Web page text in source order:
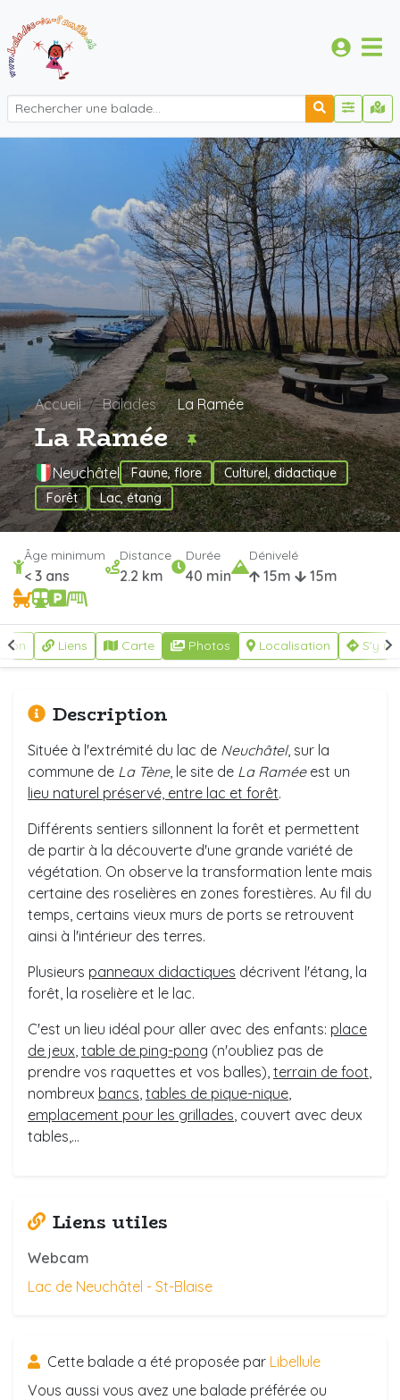
Accueil Balades La Ramée
La Ramée
Neuchâtel Faune, flore
Culturel, didactique
Forêt
Lac, étang
Âge minimum
< 3 ans
Distance
2.2 km
Durée
40 min
Dénivelé
15m 15m
Liens Carte Photos Localisation S'y
Description
Située à l'extrémité du lac de Neuchâtel, sur la
commune de La Tène, le site de La Ramée est un
lieu naturel préservé, entre lac et forêt.
Différents sentiers sillonnent la forêt et permettent
de partir à la découverte d'une grande variété de
végétation. On observe la transformation lente mais
certaine des roselières en zones forestières. Au fil du
temps, certains vieux murs de ports se retrouvent
ainsi à l'intérieur des terres.
Plusieurs panneaux didactiques décrivent l'étang, la
forêt, la roselière et le lac.
C'est un lieu idéal pour aller avec des enfants: place
de jeux table de ping-pong (n'oubliez pas de
prendre vos raquettes et vos balles), terrain de foot
nombreux bancs tables de pique-nique
emplacement pour les grillades , couvert avec deux
tables,...
Liens utiles
Webcam
Lac de Neuchâtel - St-Blaise
Cette balade a été proposée par Libellule
Vous aussi vous avez une balade préférée ou